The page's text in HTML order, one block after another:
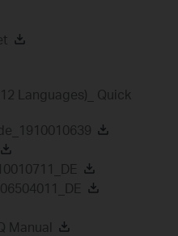
Languages)_ Quick
Manual